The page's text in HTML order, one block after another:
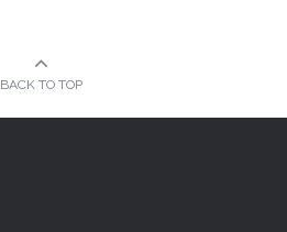
BACK TO TOP